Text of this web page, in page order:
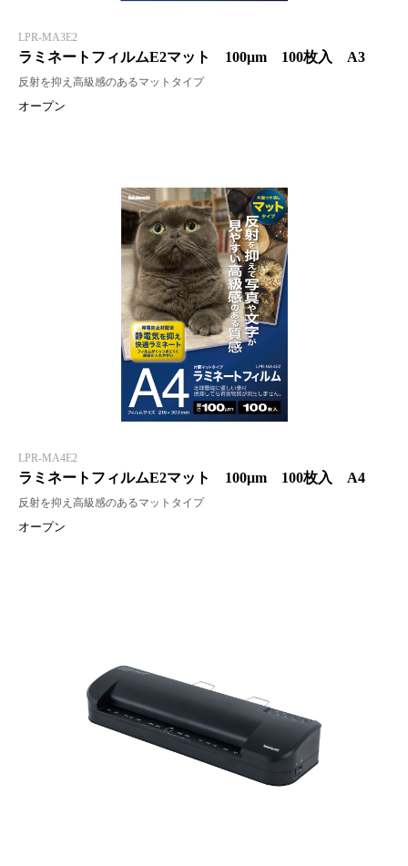
LPR-MA3E2
ラミネートフィルムE2マット 100μm 100枚入 A3
反射を抑え高級感のあるマットタイプ
オープン
LPR-MA4E2
ラミネートフィルムE2マット 100μm 100枚入 A4
反射を抑え高級感のあるマットタイプ
オープン